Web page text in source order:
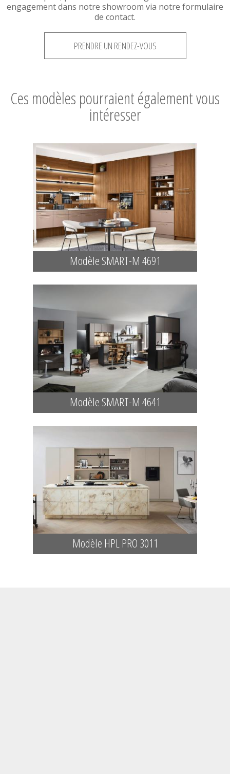
engagement dans notre showroom via notre formulaire
de contact.
PRENDRE UN RENDEZ-VOUS
Ces modèles pourraient également vous
intéresser
Modèle SMART-M 4691
Modèle SMART-M 4641
Modèle HPL PRO 3011